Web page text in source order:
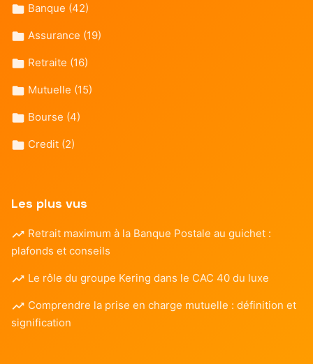
Banque (42)
Assurance (19)
Retraite (16)
Mutuelle (15)
Bourse (4)
Credit (2)
Les plus vus
Retrait maximum à la Banque Postale au guichet :
plafonds et conseils
Le rôle du groupe Kering dans le CAC 40 du luxe
Comprendre la prise en charge mutuelle : définition et
signification